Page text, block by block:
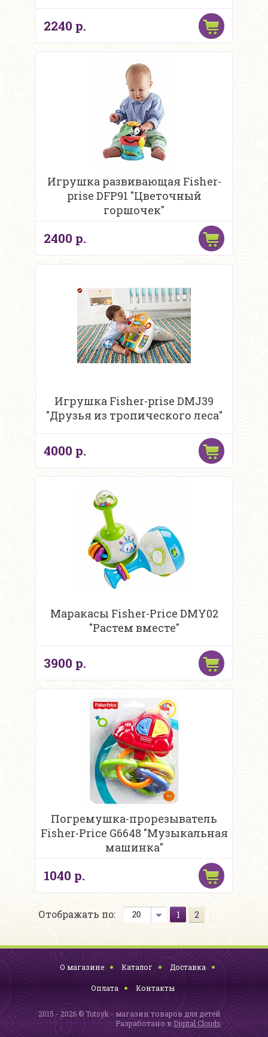
2240 р.
Игрушка развивающая Fisher-
prise DFP91 "Цветочный
горшочек"
2400 р.
Игрушка Fisher-prise DMJ39
"Друзья из тропического леса"
4000 р.
Маракасы Fisher-Price DMY02
"Растем вместе"
3900 р.
Погремушка-прорезыватель
Fisher-Price G6648 "Музыкальная
машинка"
1040 р.
Отображать по: 1 2
О магазине Каталог Доставка
Оплата Контакты
2015 - 2026 © Tutsyk - магазин товаров для детей
Разработано в Digital Clouds